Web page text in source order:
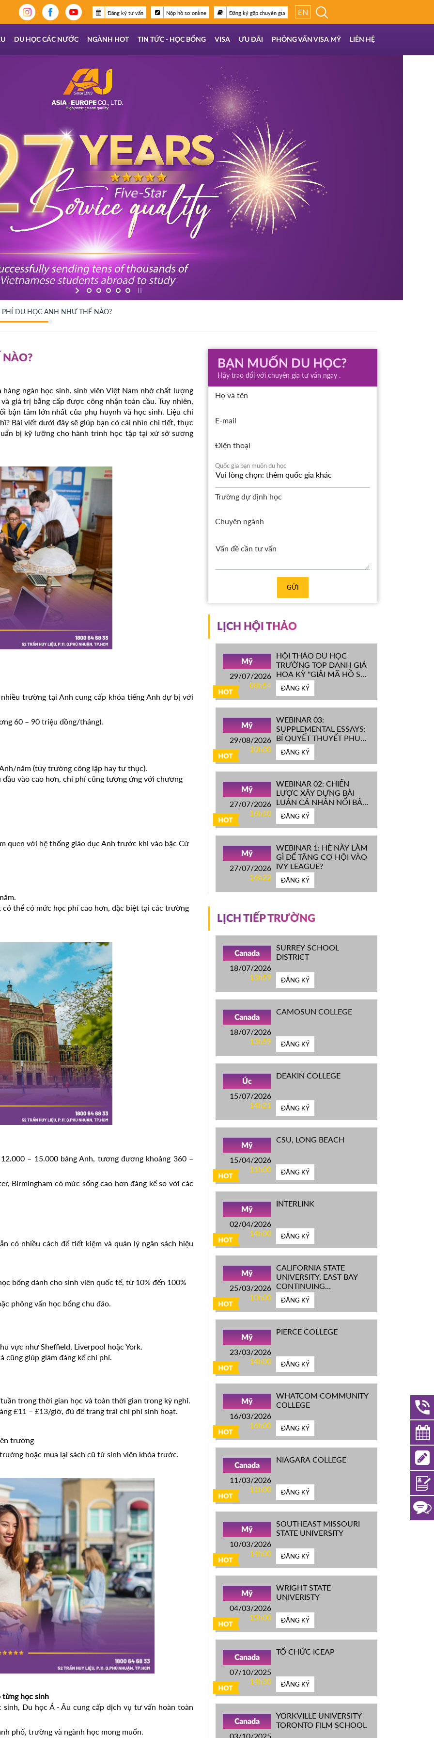
Đăng ký tư vấn Nộp hồ sơ online Đăng ký gặp chuyên gia EN
DU HỌC CÁC NƯỚC NGÀNH HOT TIN TỨC - HỌC BỔNG VISA ƯU ĐÃI PHỎNG VẤN VISA MỸ LIÊN HỆ
PHÍ DU HỌC ANH NHƯ THẾ NÀO?
NÀO?
ngàn học sinh, sinh viên Việt Nam nhờ chất lượng
giá trị bằng cấp được công nhận toàn cầu. Tuy nhiên,
bận tâm lớn nhất của phụ huynh và học sinh. Liệu chi
Bài viết dưới đây sẽ giúp bạn có cái nhìn chi tiết, thực
bị kỹ lưỡng cho hành trình học tập tại xứ sở sương
trường tại Anh cung cấp khóa tiếng Anh dự bị với
60 – 90 triệu đồng/tháng).
năm (tùy trường công lập hay tư thục).
vào cao hơn, chi phí cũng tương ứng với chương
quen với hệ thống giáo dục Anh trước khi vào bậc Cử
có thể có mức học phí cao hơn, đặc biệt tại các trường
– 15.000 bảng Anh, tương đương khoảng 360 –
Birmingham có mức sống cao hơn đáng kể so với các
có nhiều cách để tiết kiệm và quản lý ngân sách hiệu
bổng dành cho sinh viên quốc tế, từ 10% đến 100%
phỏng vấn học bổng chu đáo.
vực như Sheffield, Liverpool hoặc York.
cũng giúp giảm đáng kể chi phí.
trong thời gian học và toàn thời gian trong kỳ nghỉ.
£11 – £13/giờ, đủ để trang trải chi phí sinh hoạt.
trường
hoặc mua lại sách cũ từ sinh viên khóa trước.
từng học sinh
Du học Á - Âu cung cấp dịch vụ tư vấn hoàn toàn
phố, trường và ngành học mong muốn.
BẠN MUỐN DU HỌC?
Hãy trao đổi với chuyên gia tư vấn ngay .
Họ và tên
E-mail
Điện thoại
Quốc gia bạn muốn du học
Trường dự định học
Chuyên ngành
GỬI
LỊCH HỘI THẢO
HOT
Mỹ
29/07/2026
08h54
HỘI THẢO DU HỌC
TRƯỜNG TOP DANH GIÁ
HOA KỲ ''GIẢI MÃ HỒ SƠ
IVY LEAGUE''
ĐĂNG KÝ
HOT
Mỹ
29/08/2026
10h00
WEBINAR 03:
SUPPLEMENTAL ESSAYS:
BÍ QUYẾT THUYẾT PHỤC
HỘI ĐỒNG TUYỂN SINH
ĐH TOP ĐẦU MỸ
ĐĂNG KÝ
HOT
Mỹ
27/07/2026
16h10
WEBINAR 02: CHIẾN
LƯỢC XÂY DỰNG BÀI
LUẬN CÁ NHÂN NỔI BẬT
CHINH PHỤC ĐH TOP
ĐẦU MỸ
ĐĂNG KÝ
Mỹ
27/07/2026
16h22
WEBINAR 1: HÈ NÀY LÀM
GÌ ĐỂ TĂNG CƠ HỘI VÀO
IVY LEAGUE?
ĐĂNG KÝ
LỊCH TIẾP TRƯỜNG
Canada
18/07/2026
13h59
SURREY SCHOOL
DISTRICT
ĐĂNG KÝ
Canada
18/07/2026
13h59
CAMOSUN COLLEGE
ĐĂNG KÝ
Úc
15/07/2026
14h21
DEAKIN COLLEGE
ĐĂNG KÝ
HOT
Mỹ
15/04/2026
11h00
CSU, LONG BEACH
ĐĂNG KÝ
HOT
Mỹ
02/04/2026
14h00
INTERLINK
ĐĂNG KÝ
HOT
Mỹ
25/03/2026
10h00
CALIFORNIA STATE
UNIVERSITY, EAST BAY
CONTINUING
EDUCATION
ĐĂNG KÝ
HOT
Mỹ
23/03/2026
14h00
PIERCE COLLEGE
ĐĂNG KÝ
HOT
Mỹ
16/03/2026
16h00
WHATCOM COMMUNITY
COLLEGE
ĐĂNG KÝ
HOT
Canada
11/03/2026
11h00
NIAGARA COLLEGE
ĐĂNG KÝ
HOT
Mỹ
10/03/2026
14h00
SOUTHEAST MISSOURI
STATE UNIVERSITY
ĐĂNG KÝ
HOT
Mỹ
04/03/2026
15h00
WRIGHT STATE
UNIVERISTY
ĐĂNG KÝ
HOT
Canada
07/10/2025
14h30
TỔ CHỨC ICEAP
ĐĂNG KÝ
Canada
03/10/2025
YORKVILLE UNIVERSITY
TORONTO FILM SCHOOL